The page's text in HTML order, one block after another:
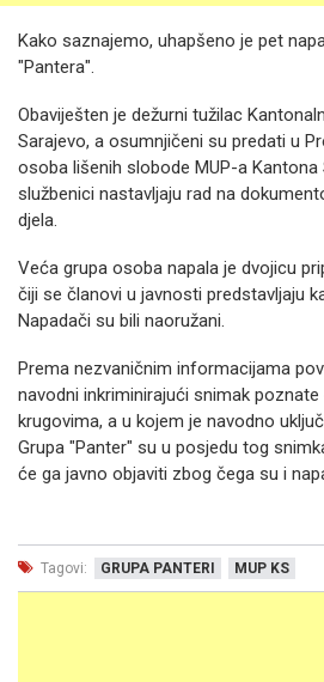
Kako saznajemo, uhapšeno je pet
"Pantera".
Obaviješten je dežurni tužilac
Sarajevo, a osumnjičeni su predati u
osoba lišenih slobode MUP-a Kantona
službenici nastavljaju rad na
djela.
Veća grupa osoba napala je dvojicu
čiji se članovi u javnosti predstavljaju
Napadači su bili naoružani.
Prema nezvaničnim informacijama
navodni inkriminirajući snimak
krugovima, a u kojem je navodno
Grupa "Panter" su u posjedu tog
će ga javno objaviti zbog čega su i
Tagovi: GRUPA PANTERI MUP KS